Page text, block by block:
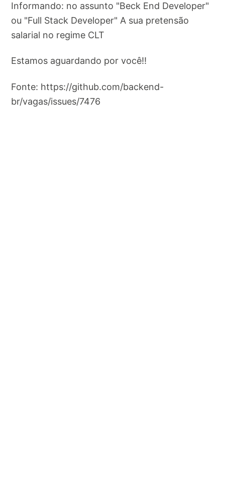
Informando: no assunto "Beck End Developer"
ou "Full Stack Developer" A sua pretensão
salarial no regime CLT
Estamos aguardando por você!!
Fonte: https://github.com/backend-
br/vagas/issues/7476